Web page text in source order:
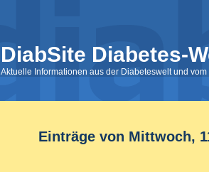
DiabSite Diabetes-
Aktuelle Informationen aus der Diabeteswelt und
Einträge von Mittwoch,